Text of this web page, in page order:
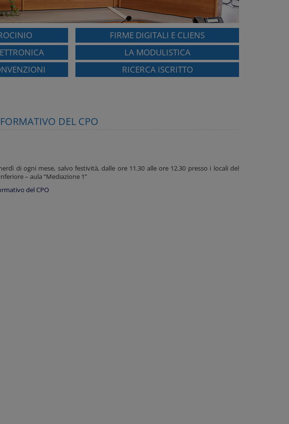
FIRME DIGITALI E CLIENS
LA MODULISTICA
RICERCA ISCRITTO
DEL CPO
di ogni mese, salvo festività, dalle ore 11.30 alle ore 12.30 presso i locali del
– aula “Mediazione 1”
del CPO